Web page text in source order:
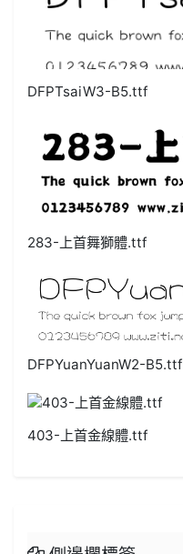
DFPTsaiW3-B5.ttf
283-上首舞獅體.ttf
DFPYuanYuanW2-B5.ttf
403-上首金線體.ttf